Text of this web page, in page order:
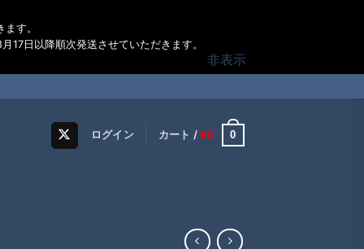
す。
17日以降順次発送させていただきます。
非表示
ログイン カート /¥0 0